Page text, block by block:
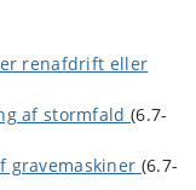
renafdrift eller
af stormfald (6.7-
gravemaskiner (6.7-